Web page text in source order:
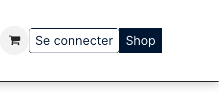
Qui somme nous
Se connecter Shop